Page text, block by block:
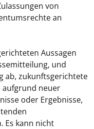
von
an
Aussagen
und
ab, zukunftsgerichtete
aufgrund neuer
oder Ergebnisse,
Es kann nicht